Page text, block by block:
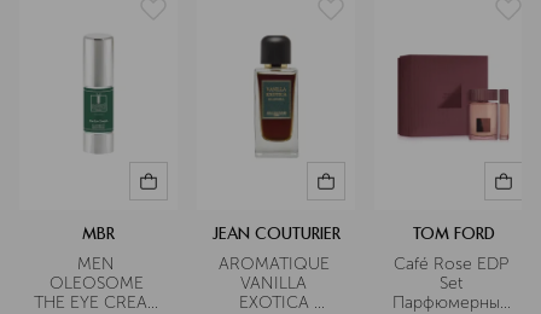
Подробнее
MBR
MEN
OLEOSOME
THE EYE CREAM
JEAN COUTURIER
AROMATIQUE
VANILLA
EXOTICA
TOM FORD
Café Rose EDP
Set
Парфюмерный